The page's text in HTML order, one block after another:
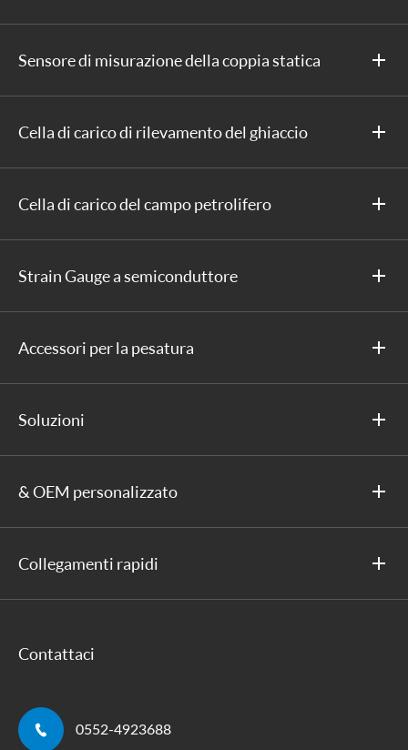
Sensore di misurazione della coppia statica
Cella di carico di rilevamento del ghiaccio
Cella di carico del campo petrolifero
Strain Gauge a semiconduttore
Accessori per la pesatura
Soluzioni
& OEM personalizzato
Collegamenti rapidi
Contattaci
 0552-4923688